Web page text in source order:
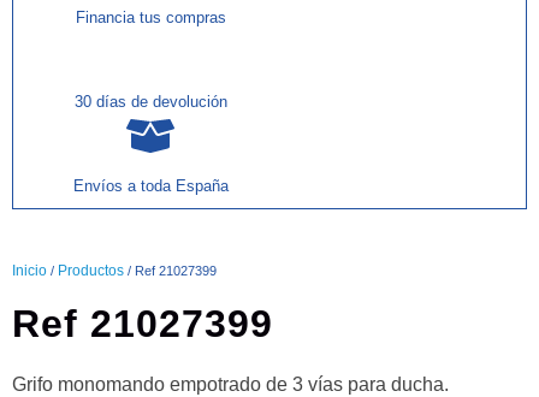
Financia tus compras
30 días de devolución
Envíos a toda España
Inicio / Productos / Ref 21027399
Ref 21027399
Grifo monomando empotrado de 3 vías para ducha.